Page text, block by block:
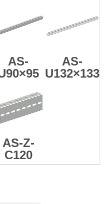
AS-
AS-
U132×133
AS-Z-
C120